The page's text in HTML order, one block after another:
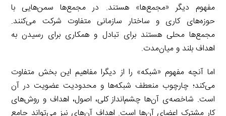
مفهوم دیگر «مجمع‌ها» هستند. در مجمع‌‌ها سمن‌هایی با
حوزه‌های کاری و ساختار سازمانی متفاوت شرکت می‌کنند.
مجمع‌ها محلی هستند برای تبادل و همکاری برای رسیدن به
اهداف بلند و میان‌مدت.
اما آنچه مفهوم «شبکه» را از دیگرا مفاهیم این بخش متفاوت
می‌کند؛ چارچوب منعطف شبکه‌ها و محدودیت عضویت در آن
است. شاخصه‌ی آن‌ها چشم‌انداز کلی، اصول، اهداف و روش‌های
کار مشترک اعضای آن‌ها است. اهداف آن‌های نیز می‌تواند جامع